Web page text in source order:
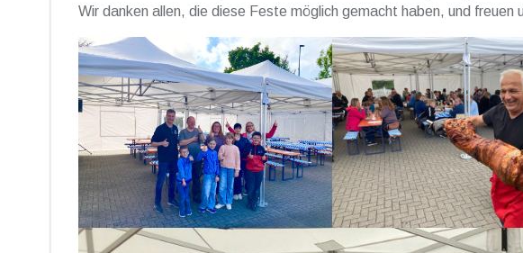
Wir danken allen, die diese Feste möglich gemacht haben, und